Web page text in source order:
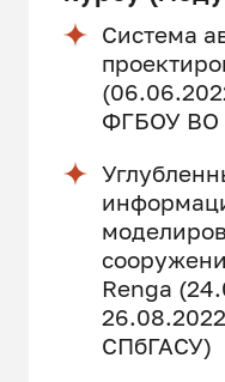
Система
ФГБОУ ВО
Renga
СПбГАСУ)